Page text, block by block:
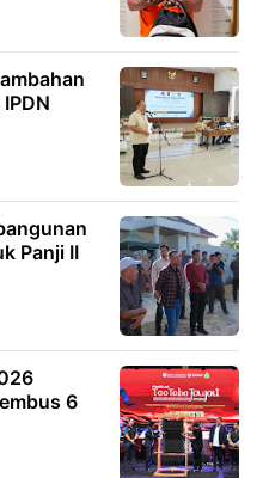
Panji II
6